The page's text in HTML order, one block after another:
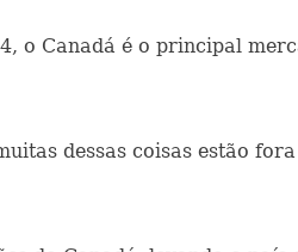
o Canadá é o principal
dessas coisas estão